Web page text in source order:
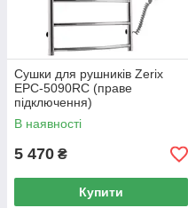
Сушки для рушників Zerix
EPC-5090RC (праве
підключення)
В наявності
5 470 ₴
Купити